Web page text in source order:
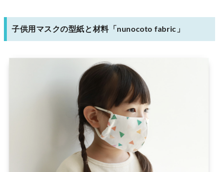
子供用マスクの型紙と材料「nunocoto fabric」